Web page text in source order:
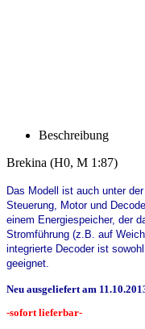
Beschreibung
Brekina (H0, M 1:87)
Das Modell ist auch unter
Steuerung, Motor und
einem Energiespeicher, der
Stromführung (z.B. auf
integrierte Decoder ist
geeignet.
Neu ausgeliefert am
-sofort lieferbar-